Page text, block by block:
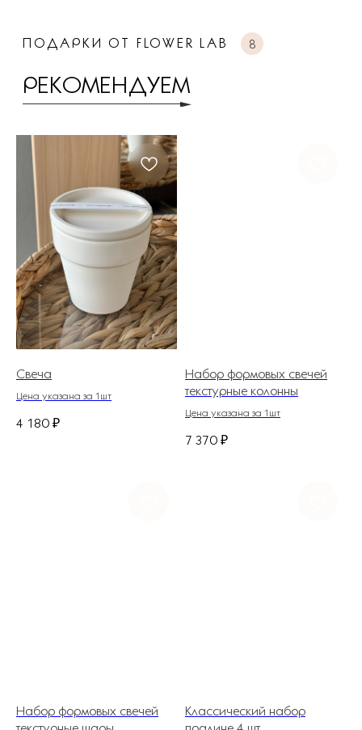
Свеча
Цена указана за 1шт
4 180 ₽
Набор формовых свечей
текстурные колонны
Цена указана за 1шт
7 370 ₽
Набор формовых свечей
Классический набор